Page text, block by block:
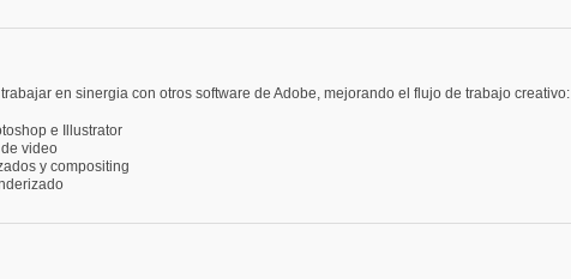
en sinergia con otros software de Adobe, mejorando el flujo de trabajo creativo:
e Illustrator
video
y compositing